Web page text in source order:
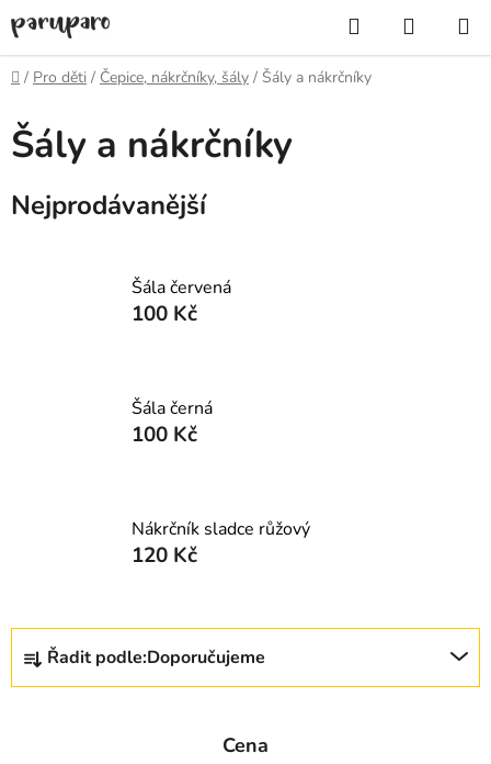
na
obsah
Hledat
KOŠÍK
Domů
/ Pro děti / Čepice, nákrčníky, šály / Šály a nákrčníky
Šály a nákrčníky
Nejprodávanější
Šála červená
100 Kč
Šála černá
100 Kč
Nákrčník sladce růžový
120 Kč
Ř
z
Řadit podle:Doporučujeme
Cena